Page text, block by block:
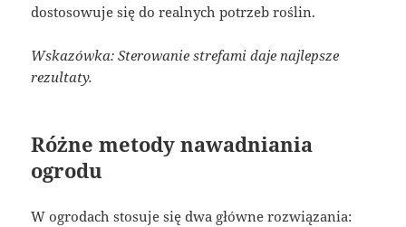
dostosowuje się do realnych potrzeb roślin.
Wskazówka: Sterowanie strefami daje najlepsze
rezultaty.
Różne metody nawadniania
ogrodu
W ogrodach stosuje się dwa główne rozwiązania: